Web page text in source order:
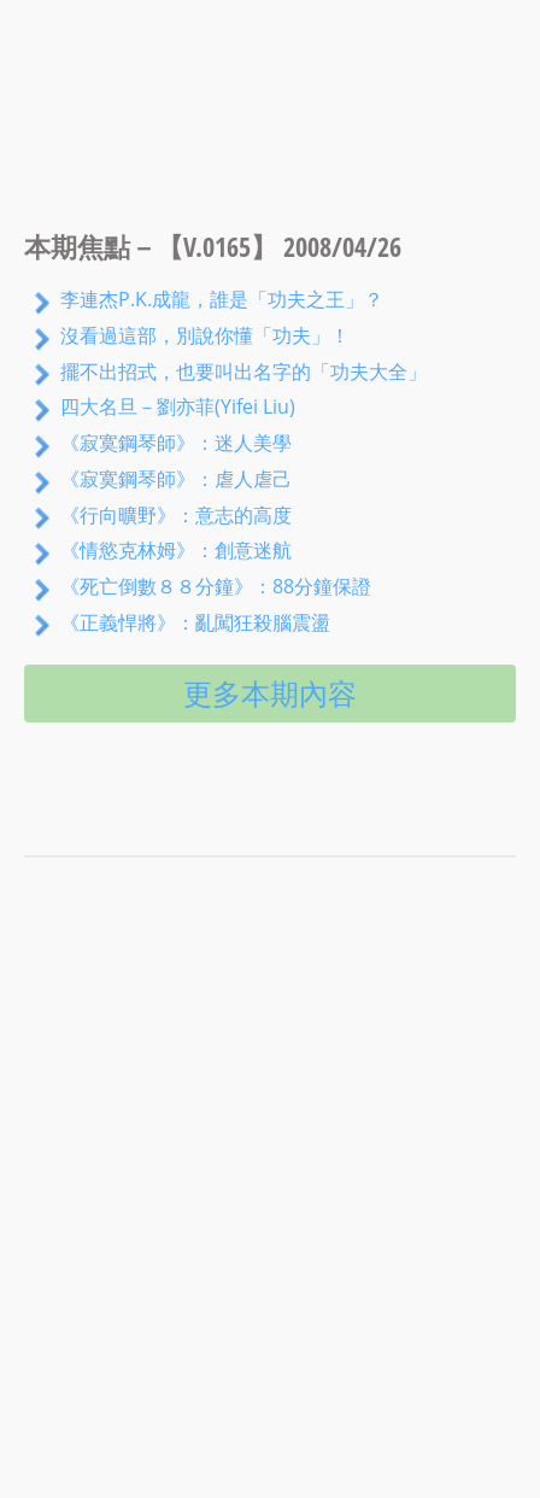
本期焦點－【V.0165】 2008/04/26
李連杰P.K.成龍，誰是「功夫之王」？
沒看過這部，別說你懂「功夫」！
擺不出招式，也要叫出名字的「功夫大全」
四大名旦－劉亦菲(Yifei Liu)
《寂寞鋼琴師》：迷人美學
《寂寞鋼琴師》：虐人虐己
《行向曠野》：意志的高度
《情慾克林姆》：創意迷航
《死亡倒數８８分鐘》：88分鐘保證
《正義悍將》：亂闖狂殺腦震盪
更多本期內容